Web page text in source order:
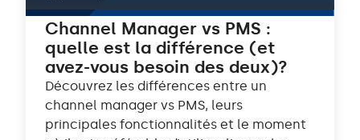
Channel Manager vs PMS :
quelle est la différence (et
avez-vous besoin des deux)?
Découvrez les différences entre un
channel manager vs PMS, leurs
principales fonctionnalités et le moment